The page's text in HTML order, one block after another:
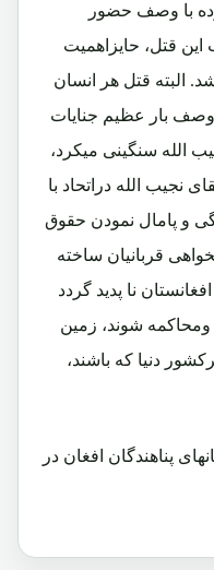
با وصف حضور
قتل، حایزاهمیت
البته قتل هر انسان
وصف بار عظیم جنایات
الله سنگینی میکرد،
نجیب الله دراتحاد با
و پامال نمودن حقوق
قربانیان ساخته
نا پدید گردد
شوند، زمین
دنیا که باشند،
پناهندگان افغان در